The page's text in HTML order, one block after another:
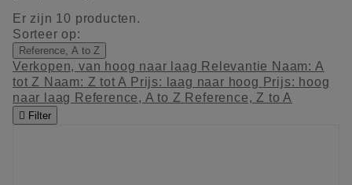
Er zijn 10 producten.
Sorteer op:
Reference, A to Z
Verkopen, van hoog naar laag Relevantie Naam: A
tot Z Naam: Z tot A Prijs: laag naar hoog Prijs: hoog
naar laag Reference, A to Z Reference, Z to A
 Filter